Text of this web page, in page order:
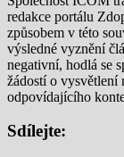
redakce portálu
způsobem v této
výsledné vyznění
negativní, hodlá se
žádostí o vysvětlení
odpovídajícího
Sdílejte: